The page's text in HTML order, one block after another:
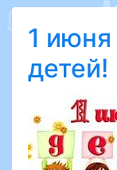
1
детей!